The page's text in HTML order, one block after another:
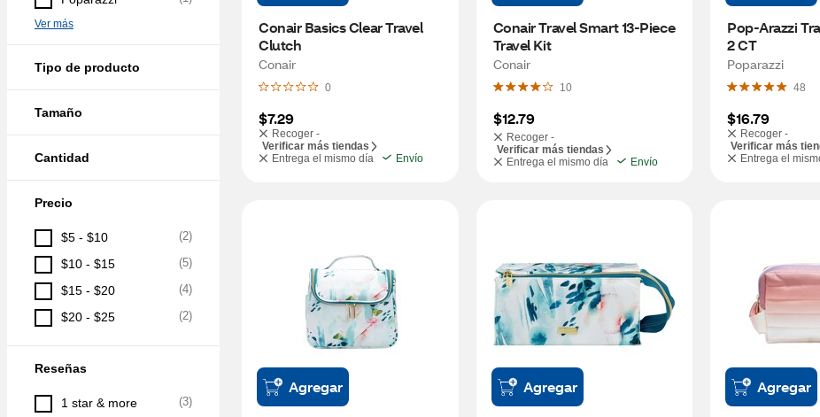
Ver más
Tipo de producto
Tamaño
Cantidad
Precio
$5 - $10 (2)
$10 - $15 (5)
$15 - $20 (4)
$20 - $25 (2)
Reseñas
1 star & more (3)
Conair Basics Clear Travel
Clutch
Conair
0
$7.29
Recoger -
Verificar más tiendas
Entrega el mismo día
Envío
Conair Travel Smart 13-Piece
Travel Kit
Conair
10
$12.79
Recoger -
Verificar más tiendas
Entrega el mismo día
Envío
Pop-Arazzi
2 CT
Poparazzi
48
$16.79
Recoger -
Verificar más
Entrega el
Agregar Agregar Agregar